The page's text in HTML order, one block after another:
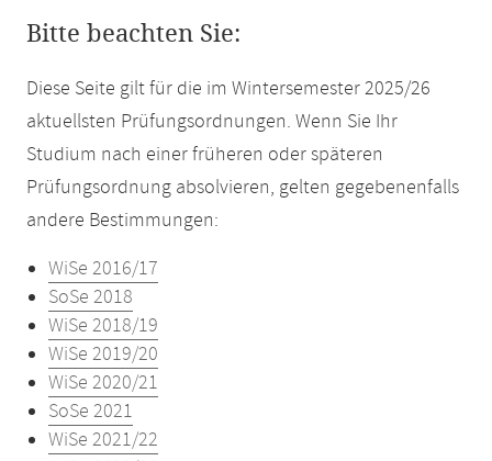
Bitte beachten Sie:
Diese Seite gilt für die im Wintersemester 2025/26
aktuellsten Prüfungsordnungen. Wenn Sie Ihr
Studium nach einer früheren oder späteren
Prüfungsordnung absolvieren, gelten gegebenenfalls
andere Bestimmungen:
WiSe 2016/17
SoSe 2018
WiSe 2018/19
WiSe 2019/20
WiSe 2020/21
SoSe 2021
WiSe 2021/22